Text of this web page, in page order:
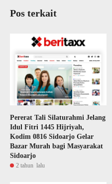
Pos terkait
Pererat Tali Silaturahmi Jelang
Idul Fitri 1445 Hijriyah,
Kodim 0816 Sidoarjo Gelar
Bazar Murah bagi Masyarakat
Sidoarjo
2 tahun lalu